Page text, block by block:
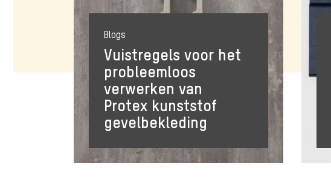
Blogs
Vuistregels voor het
probleemloos
verwerken van
Protex kunststof
gevelbekleding